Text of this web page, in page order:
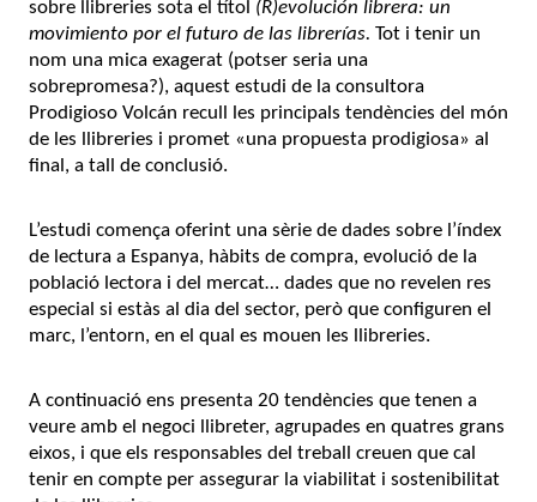
sobre llibreries sota el títol (R)evolución librera: un
movimiento por el futuro de las librerías. Tot i tenir un
nom una mica exagerat (potser seria una
sobrepromesa?), aquest estudi de la consultora
Prodigioso Volcán recull les principals tendències del món
de les llibreries i promet «una propuesta prodigiosa» al
final, a tall de conclusió.
L’estudi comença oferint una sèrie de dades sobre l’índex
de lectura a Espanya, hàbits de compra, evolució de la
població lectora i del mercat… dades que no revelen res
especial si estàs al dia del sector, però que configuren el
marc, l’entorn, en el qual es mouen les llibreries.
A continuació ens presenta 20 tendències que tenen a
veure amb el negoci llibreter, agrupades en quatres grans
eixos, i que els responsables del treball creuen que cal
tenir en compte per assegurar la viabilitat i sostenibilitat